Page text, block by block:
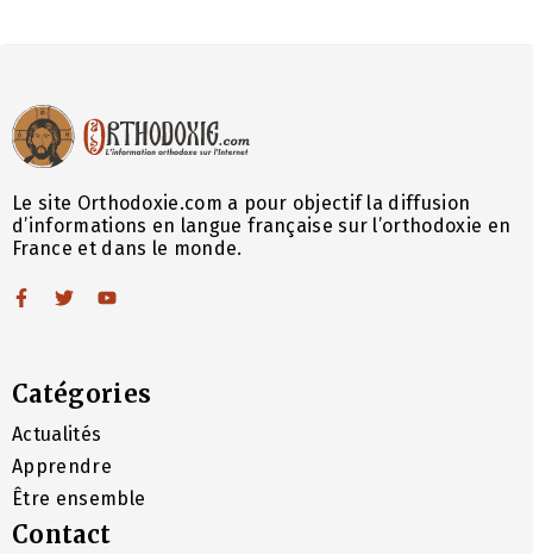
Le site Orthodoxie.com a pour objectif la diffusion
d’informations en langue française sur l’orthodoxie en
France et dans le monde.
Catégories
Actualités
Apprendre
Être ensemble
Contact